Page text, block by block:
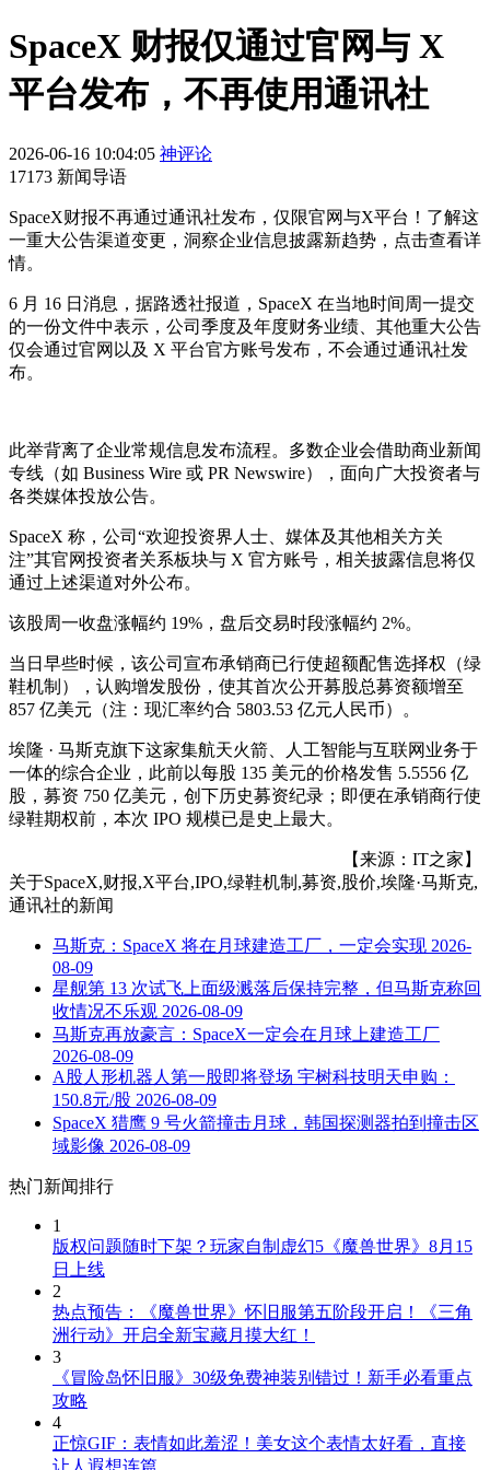
SpaceX 财报仅通过官网与 X
平台发布，不再使用通讯社
2026-06-16 10:04:05 神评论
17173 新闻导语
SpaceX财报不再通过通讯社发布，仅限官网与X平台！了解这
一重大公告渠道变更，洞察企业信息披露新趋势，点击查看详
情。
6 月 16 日消息，据路透社报道，SpaceX 在当地时间周一提交
的一份文件中表示，公司季度及年度财务业绩、其他重大公告
仅会通过官网以及 X 平台官方账号发布，不会通过通讯社发
布。
此举背离了企业常规信息发布流程。多数企业会借助商业新闻
专线（如 Business Wire 或 PR Newswire），面向广大投资者与
各类媒体投放公告。
SpaceX 称，公司“欢迎投资界人士、媒体及其他相关方关
注”其官网投资者关系板块与 X 官方账号，相关披露信息将仅
通过上述渠道对外公布。
该股周一收盘涨幅约 19%，盘后交易时段涨幅约 2%。
当日早些时候，该公司宣布承销商已行使超额配售选择权（绿
鞋机制），认购增发股份，使其首次公开募股总募资额增至
857 亿美元（注：现汇率约合 5803.53 亿元人民币）。
埃隆 · 马斯克旗下这家集航天火箭、人工智能与互联网业务于
一体的综合企业，此前以每股 135 美元的价格发售 5.5556 亿
股，募资 750 亿美元，创下历史募资纪录；即便在承销商行使
绿鞋期权前，本次 IPO 规模已是史上最大。
【来源：IT之家】
关于SpaceX,财报,X平台,IPO,绿鞋机制,募资,股价,埃隆·马斯克,
通讯社的新闻
马斯克：SpaceX 将在月球建造工厂，一定会实现 2026-
08-09
星舰第 13 次试飞上面级溅落后保持完整，但马斯克称回
收情况不乐观 2026-08-09
马斯克再放豪言：SpaceX一定会在月球上建造工厂
2026-08-09
A股人形机器人第一股即将登场 宇树科技明天申购：
150.8元/股 2026-08-09
SpaceX 猎鹰 9 号火箭撞击月球，韩国探测器拍到撞击区
域影像 2026-08-09
热门新闻排行
1
版权问题随时下架？玩家自制虚幻5《魔兽世界》8月15
日上线
2
热点预告：《魔兽世界》怀旧服第五阶段开启！《三角
洲行动》开启全新宝藏月摸大红！
3
《冒险岛怀旧服》30级免费神装别错过！新手必看重点
攻略
4
正惊GIF：表情如此羞涩！美女这个表情太好看，直接
让人遐想连篇